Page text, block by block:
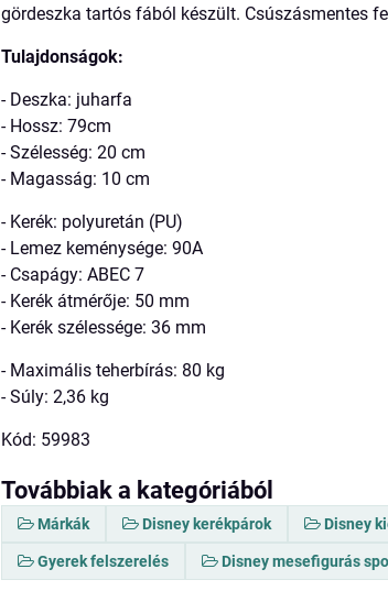
gördeszka tartós fából készült. Csúszásmentes
Tulajdonságok:
- Deszka: juharfa
- Hossz: 79cm
- Szélesség: 20 cm
- Magasság: 10 cm
- Kerék: polyuretán (PU)
- Lemez keménysége: 90A
- Csapágy: ABEC 7
- Kerék átmérője: 50 mm
- Kerék szélessége: 36 mm
- Maximális teherbírás: 80 kg
- Súly: 2,36 kg
Kód: 59983
Továbbiak a kategóriából
Márkák Disney kerékpárok Disney
Gyerek felszerelés Disney mesefigurás